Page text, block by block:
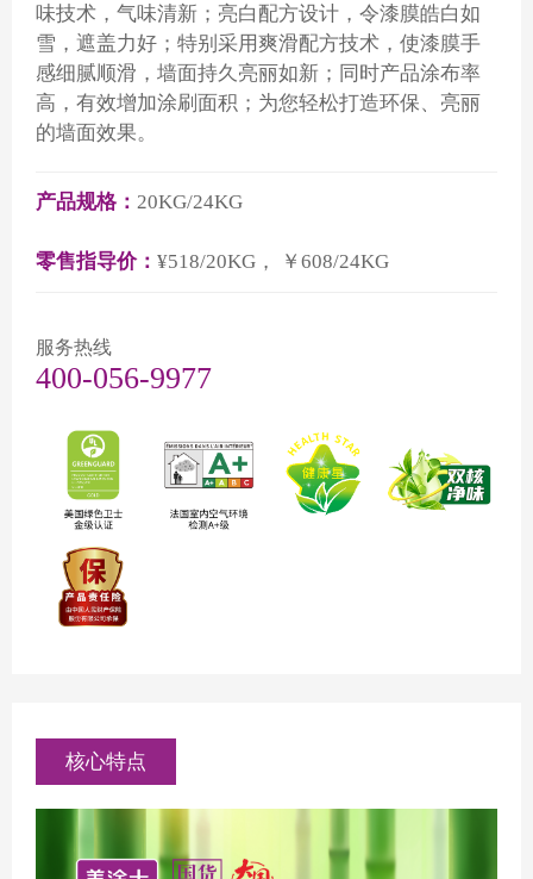
味技术，气味清新；亮白配方设计，令漆膜皓白如
雪，遮盖力好；特别采用爽滑配方技术，使漆膜手
感细腻顺滑，墙面持久亮丽如新；同时产品涂布率
高，有效增加涂刷面积；为您轻松打造环保、亮丽
的墙面效果。
产品规格： 20KG/24KG
零售指导价： ¥518/20KG， ￥608/24KG
服务热线
400-056-9977
核心特点